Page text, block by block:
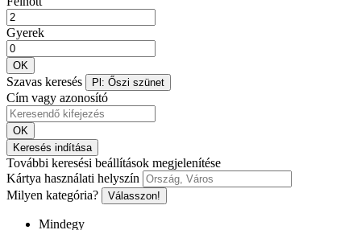
Gyerek
OK
Szavas keresés Pl: Őszi szünet
Cím vagy azonosító
OK
Keresés indítása
További keresési beállítások megjelenítése
Kártya használati helyszín
Milyen kategória?
Válasszon!
Mindegy